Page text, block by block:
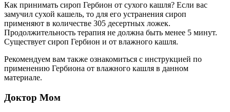
Как принимать сироп Гербион от сухого кашля? Если вас
замучил сухой кашель, то для его устранения сироп
применяют в количестве 305 десертных ложек.
Продолжительность терапия не должна быть менее 5 минут.
Существует сироп Гербион и от влажного кашля.
Рекомендуем вам также ознакомиться с инструкцией по
применению Гербиона от влажного кашля в данном
материале.
Доктор Мом